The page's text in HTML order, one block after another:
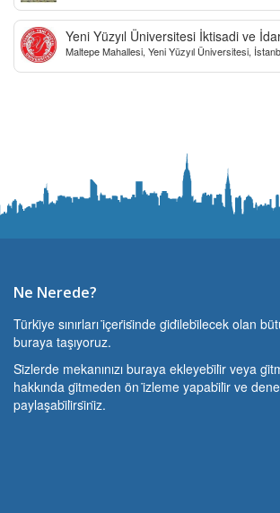
Yeni Yüzyıl Üniversitesi İktisadi ve
Fakültesi
Maltepe Mahallesi, Yeni Yüzyıl Üniversitesi,
Ne Nerede?
Türki̇ye sınırları i̇çeri̇si̇nde gi̇di̇lebi̇lecek olan
buraya taşıyoruz.
Si̇zlerde mekanınızı buraya ekleyebi̇li̇r veya
hakkında gi̇tmeden ön i̇zleme yapabi̇li̇r ve
paylaşabi̇li̇rsi̇ni̇z.